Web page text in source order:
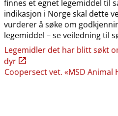
finnes et egnet legemiddel til
indikasjon i Norge skal dette
vurderer å søke om
legemiddel – se veiledning til
Legemidler det har blitt søkt
dyr
Coopersect vet. «MSD Animal